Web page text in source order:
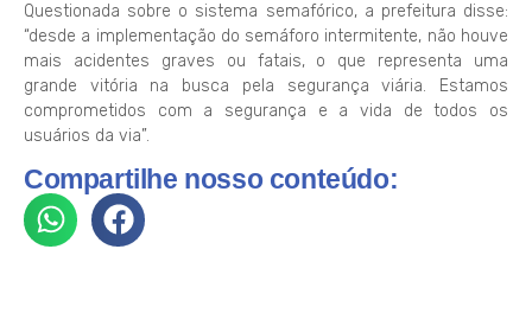
Questionada sobre o sistema semafórico, a prefeitura disse:
“desde a implementação do semáforo intermitente, não houve
mais acidentes graves ou fatais, o que representa uma
grande vitória na busca pela segurança viária. Estamos
comprometidos com a segurança e a vida de todos os
usuários da via”.
Compartilhe nosso conteúdo: